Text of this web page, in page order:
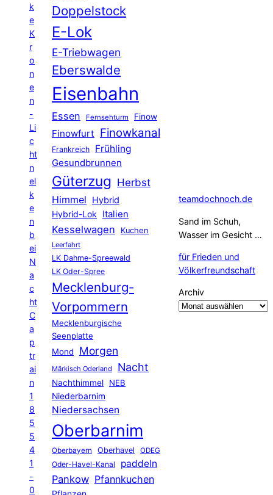
k
e
K
r
o
n
e
n
-
Li
c
ht
n
el
k
e
n
b
ei
N
a
c
ht
C
a
p
tr
ai
n
1
8
5
5
4
1
-
0
Doppelstock
E-Lok
E-Triebwagen
Eberswalde
Eisenbahn
Essen Fernsehturm Finow
Finowfurt Finowkanal
Frankreich Frühling
Gesundbrunnen
Güterzug Herbst
Himmel
Hybrid
Hybrid-Lok Italien
Kesselwagen Kuchen
Leerfahrt
LK Dahme-Spreewald
LK Oder-Spree
Mecklenburg-
Vorpommern
Mecklenburgische
Seenplatte
Mond
Morgen
Märkisch Oderland Nacht
Nachthimmel
NEB
Niederbarnim
Niedersachsen
Oberbarnim
Oberbayern Oberhavel ODEG
Oder-Havel-Kanal paddeln
Pankow Pfannkuchen
teamdochnoch.de
Sand im Schuh,
Wasser im Gesicht …
für Frieden und
Völkerfreundschaft
Archiv